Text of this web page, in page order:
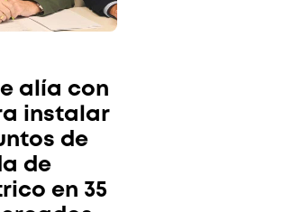
alía con
instalar
de
de
en 35